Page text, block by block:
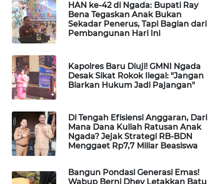
HAN ke-42 di Ngada: Bupati Ray
Bena Tegaskan Anak Bukan
Sekadar Penerus, Tapi Bagian dari
Pembangunan Hari Ini
Kapolres Baru Diuji! GMNI Ngada
Desak Sikat Rokok Ilegal: "Jangan
Biarkan Hukum Jadi Pajangan"
Di Tengah Efisiensi Anggaran, Dari
Mana Dana Kuliah Ratusan Anak
Ngada? Jejak Strategi RB-BDN
Menggaet Rp7,7 Miliar Beasiswa
Bangun Pondasi Generasi Emas!
Wabup Berni Dhey Letakkan Batu
ID
MAWAKA
ID
MARTABAT
NET
WATCH
MKLI